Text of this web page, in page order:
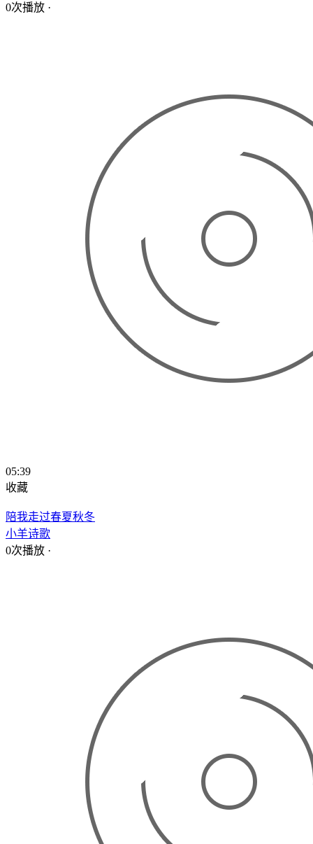
0次播放 ·
05:39
收藏
陪我走过春夏秋冬
小羊诗歌
0次播放 ·